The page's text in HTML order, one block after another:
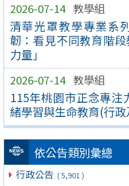
2026-07-14 教學組
清華光罩教學專業系
韌：看見不同教育階
力量」
2026-07-14 教學組
115年桃園市正念專注
緒學習與生命教育(行政
依公告類別彙總
行政公告 ( 5,901 )